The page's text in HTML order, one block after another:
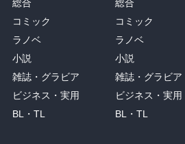
総合
コミック
ラノベ
小説
雑誌・グラビア
ビジネス・実用
BL・TL
総合
コミック
ラノベ
小説
雑誌・グラビア
ビジネス・実用
BL・TL